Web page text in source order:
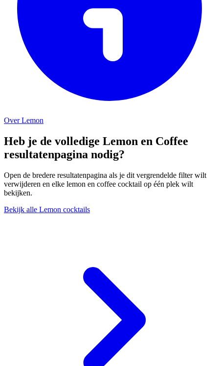
Over Lemon
Heb je de volledige Lemon en Coffee
resultatenpagina nodig?
Open de bredere resultatenpagina als je dit vergrendelde filter wilt
verwijderen en elke lemon en coffee cocktail op één plek wilt
bekijken.
Bekijk alle Lemon cocktails